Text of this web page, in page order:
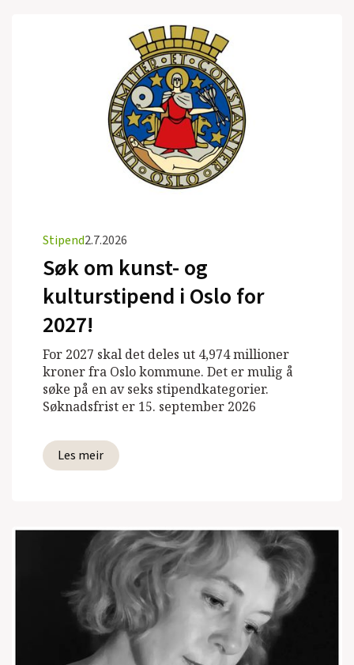
Stipend2.7.2026
Søk om kunst- og
kulturstipend i Oslo for
2027!
For 2027 skal det deles ut 4,974 millioner
kroner fra Oslo kommune. Det er mulig å
søke på en av seks stipendkategorier.
Søknadsfrist er 15. september 2026
Les meir